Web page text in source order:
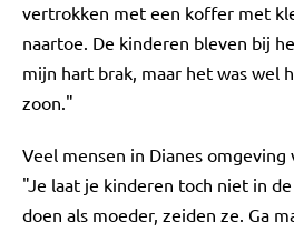
vertrokken met een koffer met
naartoe. De kinderen bleven bij
mijn hart brak, maar het was wel
zoon."
Veel mensen in Dianes omgeving
"Je laat je kinderen toch niet in
doen als moeder, zeiden ze. Ga